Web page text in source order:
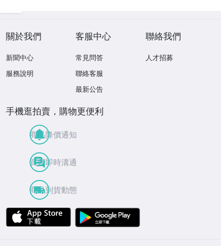
關於我們
新聞中心
服務說明
客服中心
常見問答
聯絡客服
最新公告
聯絡我們
人才招募
手機逛拍賣，購物更便利
商品降價通知
買賣即時溝通
商品到貨動態
APP Store